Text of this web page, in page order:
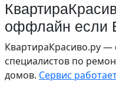
оффлайн если
КвартираКрасиво.ру
специалистов по
домов. Сервис